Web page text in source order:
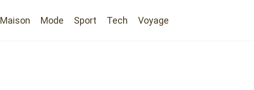
Maison Mode Sport Tech Voyage